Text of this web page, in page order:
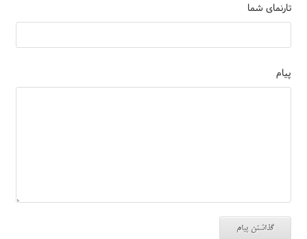
تارنمای شما
پیام